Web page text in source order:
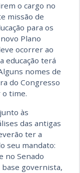
o cargo no
missão de
para os
Plano
ocorrer ao
educação terá
nomes de
do Congresso
o time.
junto às
das antigas
ter a
seu mandato:
no Senado
base governista,